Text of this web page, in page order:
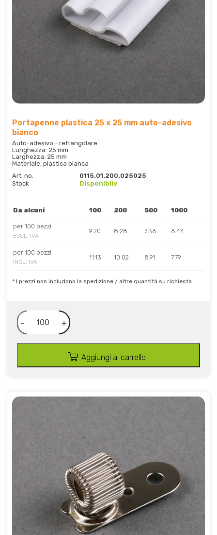
Portapenne plastica 25 x 25 mm auto-adesivo
bianco
Auto-adesivo - rettangolare
Lunghezza: 25 mm
Larghezza: 25 mm
Materiale: plastica bianca
Art. no.
0115.01.200.025025
Stock
Disponibile
Da alcuni 100 200 500 1000
per 100 pezzi
ESCL. IVA
9.20 8.28 7.36 6.44
per 100 pezzi
INCL. IVA
11.13 10.02 8.91 7.79
* I prezzi non includono la spedizione / altre quantità su richiesta
- +
Aggiungi al carrello